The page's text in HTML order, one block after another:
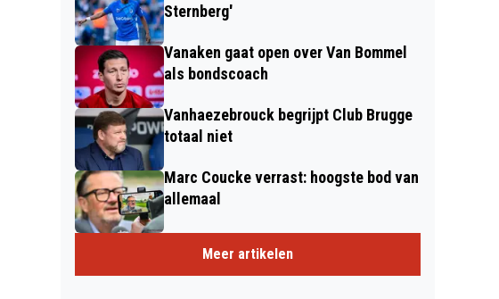
Sternberg'
Vanaken gaat open over Van Bommel
als bondscoach
Vanhaezebrouck begrijpt Club Brugge
totaal niet
Marc Coucke verrast: hoogste bod van
allemaal
Meer artikelen